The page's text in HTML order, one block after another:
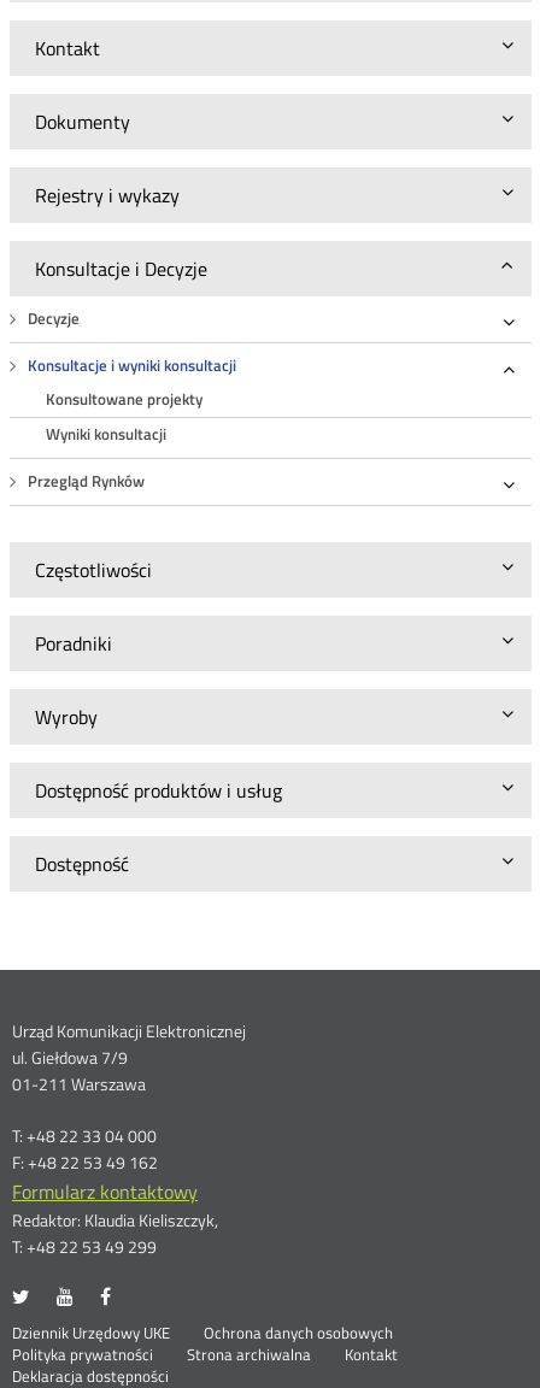
Kontakt
Dokumenty
Rejestry i wykazy
Konsultacje i Decyzje
Decyzje
Konsultacje i wyniki konsultacji
Konsultowane projekty
Wyniki konsultacji
Przegląd Rynków
Częstotliwości
Poradniki
Wyroby
Dostępność produktów i usług
Dostępność
Dane
kontaktowe
Urząd Komunikacji Elektronicznej
ul. Giełdowa 7/9
01-211 Warszawa
T: +48 22 33 04 000
F: +48 22 53 49 162
Formularz kontaktowy
Redaktor: Klaudia Kieliszczyk,
T: +48 22 53 49 299
UKE
portalu
Twitter
Otwórz
nowym
oknie
UKE
portalu
Youtube
Otwórz
nowym
oknie
portalu
Facebook
nowym
oknie
Stopka
Dziennik Urzędowy UKE Otwórz
Ochrona danych osobowych
Polityka prywatności
Otwórz
w
Strona archiwalna
Kontakt
Deklaracja dostępności